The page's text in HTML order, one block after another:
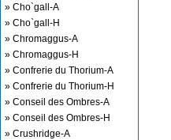
» Cho`gall-A
» Cho`gall-H
» Chromaggus-A
» Chromaggus-H
» Confrerie du Thorium-A
» Confrerie du Thorium-H
» Conseil des Ombres-A
» Conseil des Ombres-H
» Crushridge-A